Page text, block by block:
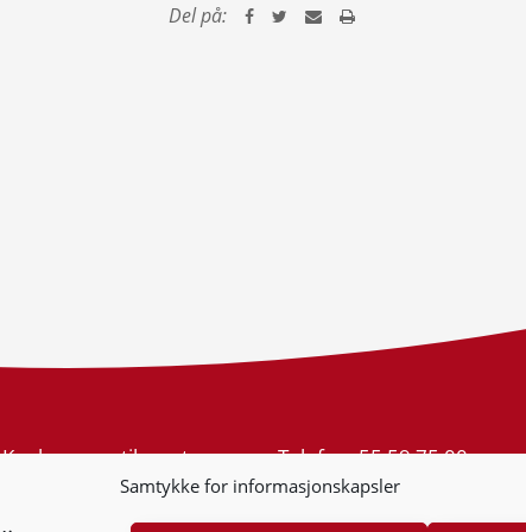
Samtykke for informasjonskapsler
Del på:
Konkurransetilsynet
Postboks 439 Sentrum
Telefon:55 59 75 00
E-post:post@kt.no
Nyhetsvarsel >>